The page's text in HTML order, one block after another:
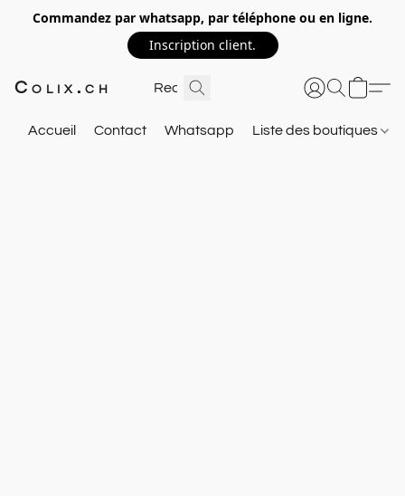
Commandez par whatsapp, par téléphone ou en ligne.
Inscription client.
Colix.ch
Accueil Contact Whatsapp Liste des boutiques